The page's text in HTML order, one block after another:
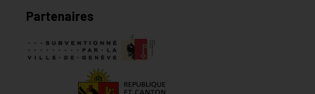
Partenaires